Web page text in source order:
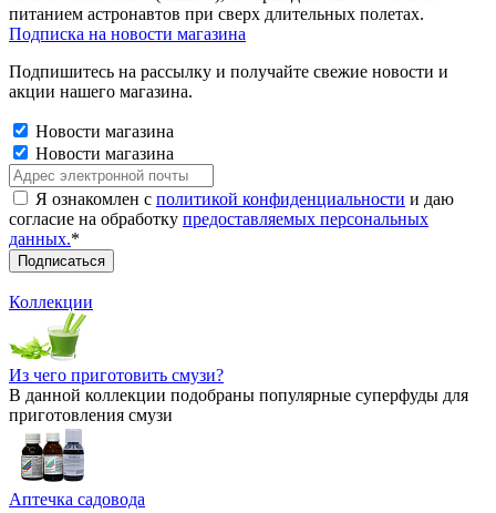
питанием астронавтов при сверх длительных полетах.
Подписка на новости магазина
Подпишитесь на рассылку и получайте свежие новости и
акции нашего магазина.
Новости магазина
Новости магазина
Я ознакомлен с политикой конфиденциальности и даю
согласие на обработку предоставляемых персональных
данных.*
Коллекции
Из чего приготовить смузи?
В данной коллекции подобраны популярные суперфуды для
приготовления смузи
Аптечка садовода